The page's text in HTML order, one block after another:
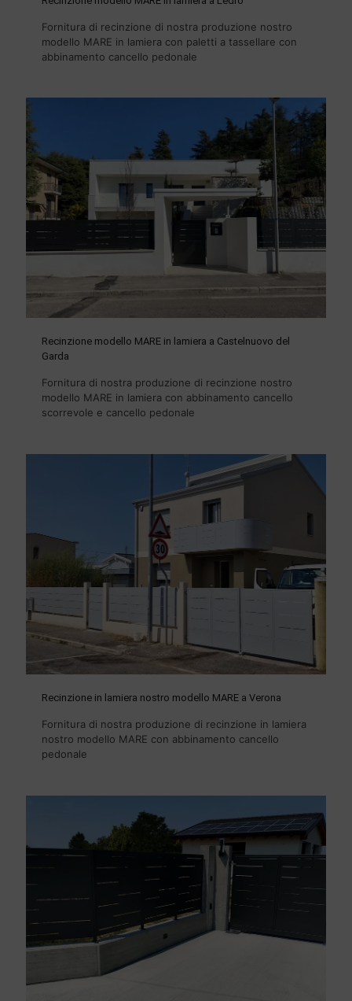
Fornitura di recinzione di nostra produzione nostro
modello MARE in lamiera con paletti a tassellare con
abbinamento cancello pedonale
Recinzione modello MARE in lamiera a Castelnuovo del
Garda
Fornitura di nostra produzione di recinzione nostro
modello MARE in lamiera con abbinamento cancello
scorrevole e cancello pedonale
Recinzione in lamiera nostro modello MARE a Verona
Fornitura di nostra produzione di recinzione in lamiera
nostro modello MARE con abbinamento cancello
pedonale